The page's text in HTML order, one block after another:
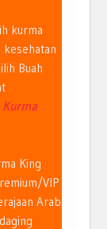
kurma
kesehatan
Buah
Kurma
King
VIP
Arab